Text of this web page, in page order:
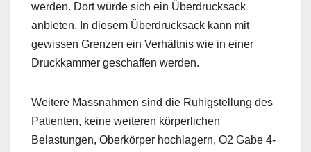
werden. Dort würde sich ein Überdrucksack
anbieten. In diesem Überdrucksack kann mit
gewissen Grenzen ein Verhältnis wie in einer
Druckkammer geschaffen werden.
Weitere Massnahmen sind die Ruhigstellung des
Patienten, keine weiteren körperlichen
Belastungen, Oberkörper hochlagern, O2 Gabe 4-